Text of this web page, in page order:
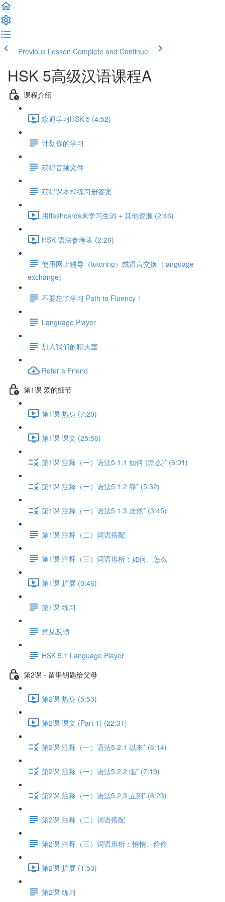
Previous Lesson Complete and Continue
HSK 5高级汉语课程A
课程介绍
欢迎学习HSK 5 (4:52)
计划你的学习
获得音频文件
获得课本和练习册答案
用flashcards来学习生词 + 其他资源 (2:46)
HSK 语法参考表 (2:26)
使用网上辅导（tutoring）或语言交换（language
exchange）
不要忘了学习 Path to Fluency！
Language Player
加入我们的聊天室
Refer a Friend
第1课 爱的细节
第1课 热身 (7:20)
第1课 课文 (25:56)
第1课 注释（一）语法5.1.1 如何 (怎么)* (6:01)
第1课 注释（一）语法5.1.2 靠* (5:32)
第1课 注释（一）语法5.1.3 居然* (3:45)
第1课 注释（二）词语搭配
第1课 注释（三）词语辨析：如何、怎么
第1课 扩展 (0:46)
第1课 练习
意见反馈
HSK 5.1 Language Player
第2课 - 留串钥匙给父母
第2课 热身 (5:53)
第2课 课文 (Part 1) (22:31)
第2课 注释（一）语法5.2.1 以来* (6:14)
第2课 注释（一）语法5.2.2 临* (7:19)
第2课 注释（一）语法5.2.3 立刻* (6:23)
第2课 注释（二）词语搭配
第2课 注释（三）词语辨析：悄悄、偷偷
第2课 扩展 (1:53)
第2课 练习